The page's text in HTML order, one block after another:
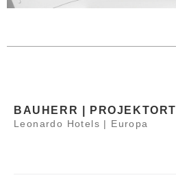
BAUHERR | PROJEKTORT
Leonardo Hotels | Europa